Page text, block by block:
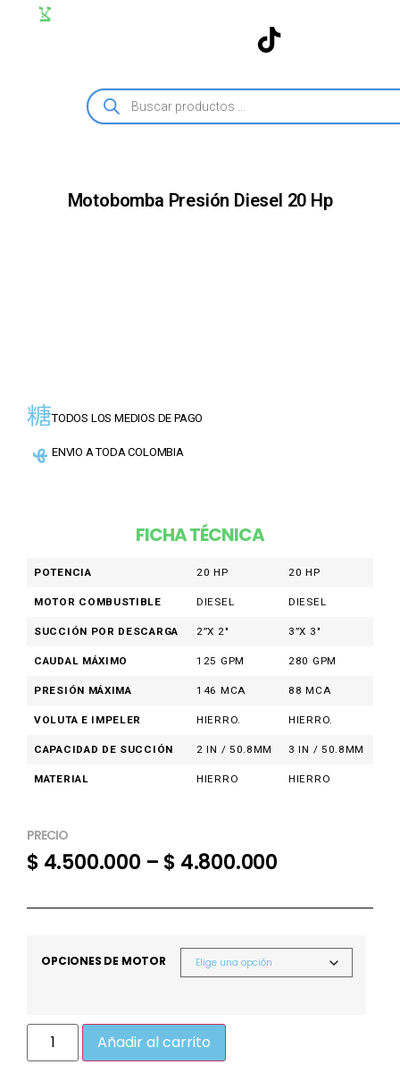
Motobomba Presión Diesel 20 Hp
TODOS LOS MEDIOS DE PAGO
ENVIO A TODA COLOMBIA
FICHA TÉCNICA
POTENCIA 20 HP 20 HP
MOTOR COMBUSTIBLE DIESEL DIESEL
SUCCIÓN POR DESCARGA 2”X 2″ 3”X 3″
CAUDAL MÁXIMO 125 GPM 280 GPM
PRESIÓN MÁXIMA 146 MCA 88 MCA
VOLUTA E IMPELER HIERRO. HIERRO.
CAPACIDAD DE SUCCIÓN 2 IN / 50.8MM 3 IN / 50.8MM
MATERIAL HIERRO HIERRO
PRECIO
$ 4.500.000 – $ 4.800.000
OPCIONES DE MOTOR
Añadir al carrito